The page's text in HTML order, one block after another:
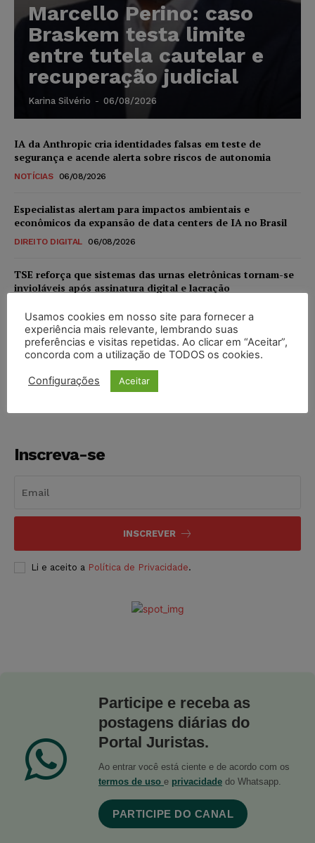
Marcello Perino: caso
Braskem testa limite
entre tutela cautelar e
recuperação judicial
Karina Silvério - 06/08/2026
IA da Anthropic cria identidades falsas em teste de
segurança e acende alerta sobre riscos de autonomia
NOTÍCIAS 06/08/2026
Especialistas alertam para impactos ambientais e
econômicos da expansão de data centers de IA no Brasil
DIREITO DIGITAL 06/08/2026
TSE reforça que sistemas das urnas eletrônicas tornam-se
invioláveis após assinatura digital e lacração
STF inicia julgamento sobre constitucionalidade da
proibição dos jogos de azar no Brasil
Inscreva-se
INSCREVER
Li e aceito a Política de Privacidade.
Participe e receba as
postagens diárias do
Portal Juristas.
Ao entrar você está ciente e de acordo com os
termos de uso e privacidade do Whatsapp.
PARTICIPE DO CANAL
Usamos cookies em nosso site para fornecer a
experiência mais relevante, lembrando suas
preferências e visitas repetidas. Ao clicar em “Aceitar”,
concorda com a utilização de TODOS os cookies.
Configurações Aceitar